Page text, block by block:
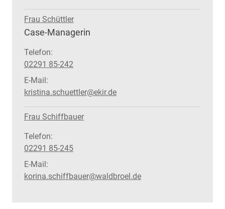
Frau Schüttler
Position:
Case-Managerin
Telefon:
02291 85-242
E-Mail:
kristina.schuettler@ekir.de
Frau Schiffbauer
Telefon:
02291 85-245
E-Mail:
korina.schiffbauer@waldbroel.de